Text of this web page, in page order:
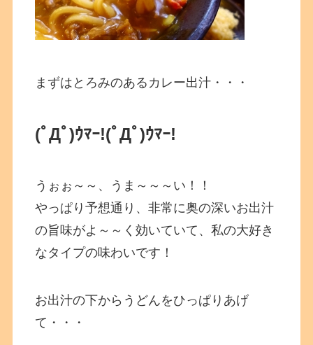
まずはとろみのあるカレー出汁・・・
(ﾟДﾟ)ｳﾏｰ!(ﾟДﾟ)ｳﾏｰ!
うぉぉ～～、うま～～～い！！
やっぱり予想通り、非常に奥の深いお出汁
の旨味がよ～～く効いていて、私の大好き
なタイプの味わいです！
お出汁の下からうどんをひっぱりあげ
て・・・